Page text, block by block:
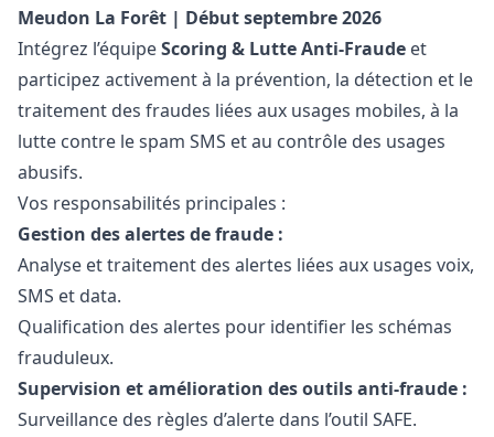
Meudon La Forêt | Début septembre 2026
Intégrez l’équipeScoring & Lutte Anti-Fraude et
participez activement à la prévention, la détection et le
traitement des fraudes liées aux usages mobiles, à la
lutte contre le spam SMS et au contrôle des usages
abusifs.
Vos responsabilités principales :
Gestion des alertes de fraude :
Analyse et traitement des alertes liées aux usages voix,
SMS et data.
Qualification des alertes pour identifier les schémas
frauduleux.
Supervision et amélioration des outils anti-fraude :
Surveillance des règles d’alerte dans l’outil SAFE.